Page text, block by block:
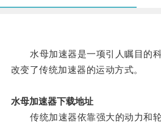
水母加速器是一项引人瞩目的科
改变了传统加速器的运动方式。
水母加速器下载地址
传统加速器依靠强大的动力和轮